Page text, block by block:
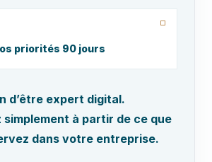
priorités 90 jours
d’être expert digital.
simplement à partir de ce que
dans votre entreprise.